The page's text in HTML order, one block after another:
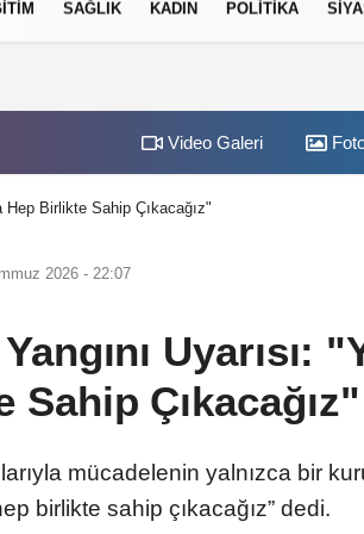
SAĞLIK KADIN POLITIKA
Mamak'ta Lavanta Şenliği renkli
Video Galeri
Hep Birlikte Sahip Çıkacağız"
2026 - 22:07
Uyarısı:
Sahip Çıkacağız"
mücadelenin yalnızca bir
birlikte sahip çıkacağız” dedi.